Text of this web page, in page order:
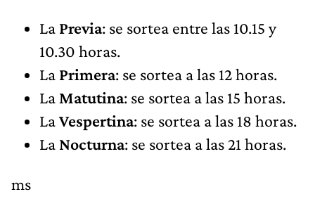
La Previa: se sortea entre las 10.15 y
10.30 horas.
La Primera: se sortea a las 12 horas.
La Matutina: se sortea a las 15 horas.
LaVespertina: se sortea a las 18 horas.
La Nocturna: se sortea a las 21 horas.
ms